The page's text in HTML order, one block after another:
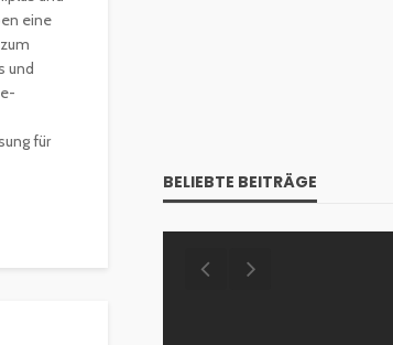
eine
und
für
BELIEBTE BEITRÄGE